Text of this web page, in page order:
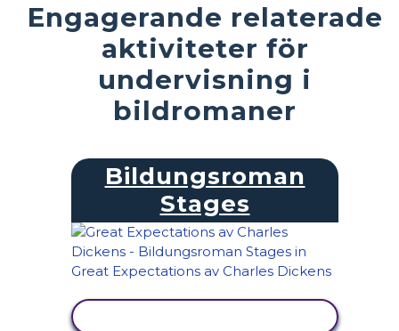
Engagerande relaterade
aktiviteter för
undervisning i
bildromaner
Bildungsroman
Stages